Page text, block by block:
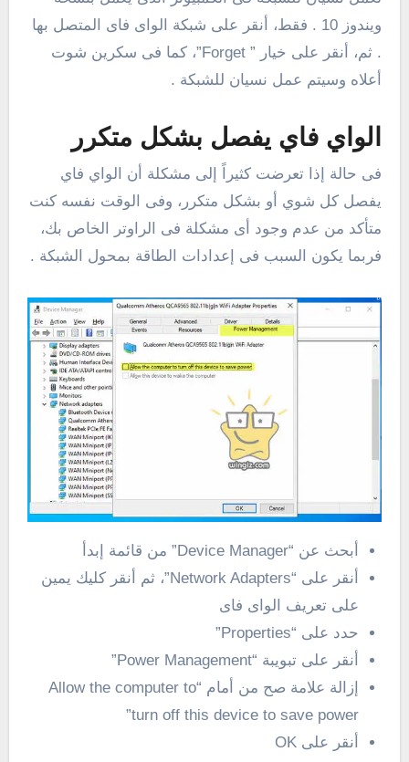
ويندوز 10 . فقط، أنقر على شبكة الواى فاى المتصل بها
. ثم، أنقر على خيار ” Forget”، كما فى سكرين شوت
أعلاه وسيتم عمل نسيان للشبكة .
الواي فاي يفصل بشكل متكرر
فى حالة إذا تعرضت كثيراً إلى مشكلة أن الواي فاي
يفصل كل شوي أو بشكل متكرر، وفى الوقت نفسه كنت
متأكد من عدم وجود أى مشكلة فى الراوتر الخاص بك،
فربما يكون السبب فى إعدادات الطاقة بمحول الشبكة .
أبحث عن “Device Manager” من قائمة إبدأ
أنقر على “Network Adapters”، ثم أنقر كليك يمين
على تعريف الواى فاى
حدد على “Properties”
أنقر على تبويبة “Power Management”
إزالة علامة صح من أمام “Allow the computer to
turn off this device to save power”
أنقر على OK